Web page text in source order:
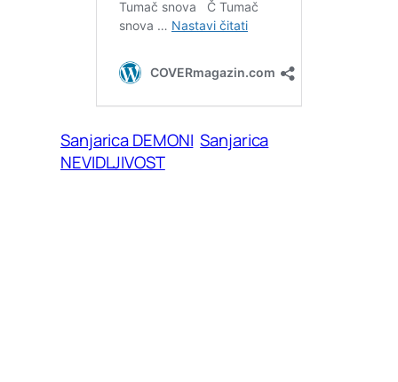
Sanjarica DEMONI Sanjarica
NEVIDLJIVOST